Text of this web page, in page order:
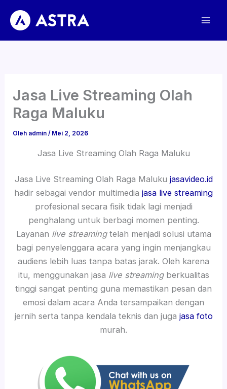
konten
Jasa Live Streaming Olah
Raga Maluku
Oleh admin/ Mei 2, 2026
Jasa Live Streaming Olah Raga Maluku
Jasa Live Streaming Olah Raga Maluku jasavideo.id
hadir sebagai vendor multimedia jasa live streaming
profesional secara fisik tidak lagi menjadi
penghalang untuk berbagi momen penting.
Layanan live streamingtelah menjadi solusi utama
bagi penyelenggara acara yang ingin menjangkau
audiens lebih luas tanpa batas jarak. Oleh karena
itu, menggunakan jasa live streamingberkualitas
tinggi sangat penting guna memastikan pesan dan
emosi dalam acara Anda tersampaikan dengan
jernih serta tanpa kendala teknis dan juga jasa foto
murah.